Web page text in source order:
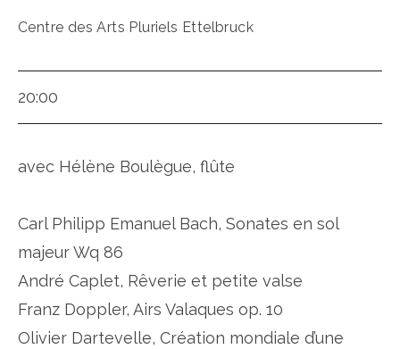
Centre des Arts Pluriels Ettelbruck
20:00
avec Hélène Boulègue, flûte
Carl Philipp Emanuel Bach, Sonates en sol
majeur Wq 86
André Caplet, Rêverie et petite valse
Franz Doppler, Airs Valaques op. 10
Olivier Dartevelle, Création mondiale d’une